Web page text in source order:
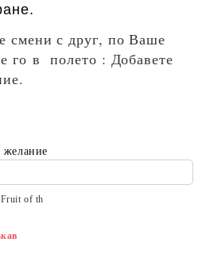
смени с друг, по Ваше
го в полето : Добавете
желание
Fruit of th